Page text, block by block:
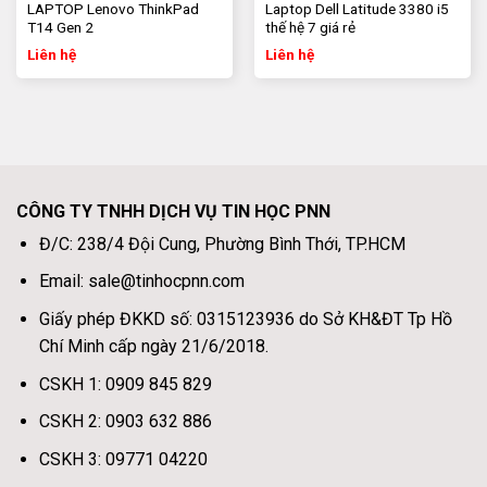
Bàn phím full size, có bàn phím số, hỗ trợ đắc lực công
Touchpad nhanh nhạy, thao tác thuận tiện, dễ dàng.
LAPTOP Lenovo ThinkPad
T14 Gen 2
Liên hệ
Laptop Dell Latitude 3380 i5
thế hệ 7 giá rẻ
Liên hệ
CÔNG TY TNHH DỊCH VỤ TIN HỌC PNN
Đ/C: 238/4 Đội Cung, Phường Bình Thới, TP.HCM
Email: sale@tinhocpnn.com
Giấy phép ĐKKD số: 0315123936 do Sở KH&ĐT Tp Hồ
Chí Minh cấp ngày 21/6/2018.
CSKH 1: 0909 845 829
CSKH 2: 0903 632 886
CSKH 3: 09771 04220